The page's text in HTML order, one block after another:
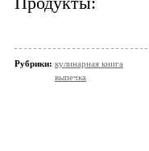
Рубрики: кулинарная книга
выпечка